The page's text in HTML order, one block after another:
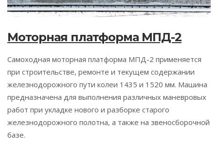
Моторная платформа МПД-2
Самоходная моторная платформа МПД-2 применяется
при строительстве, ремонте и текущем содержании
железнодорожного пути колеи 1435 и 1520 мм. Машина
предназначена для выполнения различных маневровых
работ при укладке нового и разборке старого
железнодорожного полотна, а также на звеносборочной
базе.